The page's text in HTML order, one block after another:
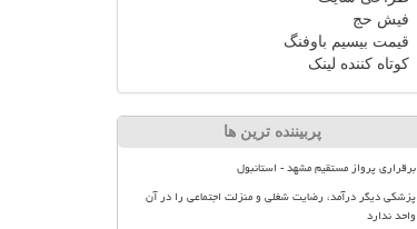
فیش حج
قیمت بیسیم باوفنگ
کوتاه کننده لینک
پربیننده ترین ها
برقراری پرواز مستقیم مشهد - استانبول
پزشکی دیگر درآمد، رضایت شغلی و منزلت اجتماعی را در آن
واحد ندارد